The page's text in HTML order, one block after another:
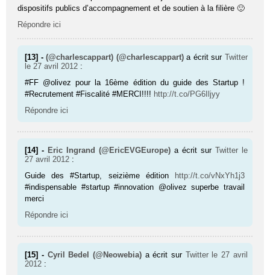
dispositifs publics d’accompagnement et de soutien à la filière 🙂
Répondre ici
[13] -(@charlescappart) (@charlescappart) a écrit sur Twitter
le 27 avril 2012 :
#FF @olivez pour la 16ème édition du guide des Startup !
#Recrutement #Fiscalité #MERCI!!!! http://t.co/PG6Iljyy
Répondre ici
[14] - Eric Ingrand (@EricEVGEurope) a écrit sur Twitter
le
27 avril 2012 :
Guide des #Startup, seizième édition
http://t.co/vNxYh1j3
#indispensable #startup #innovation @olivez superbe travail
merci
Répondre ici
[15] - Cyril Bedel (@Neowebia) a écrit sur Twitter le 27 avril
2012 :